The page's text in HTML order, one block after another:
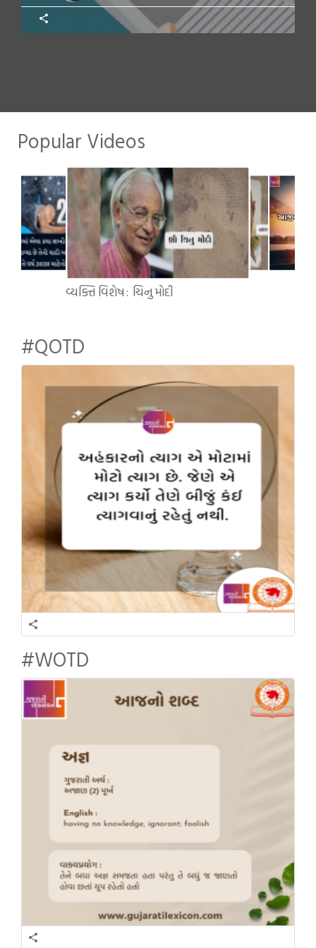
Popular Videos
વ્યક્તિ વિશેષ : ચિનુ મોદી
#QOTD
#WOTD